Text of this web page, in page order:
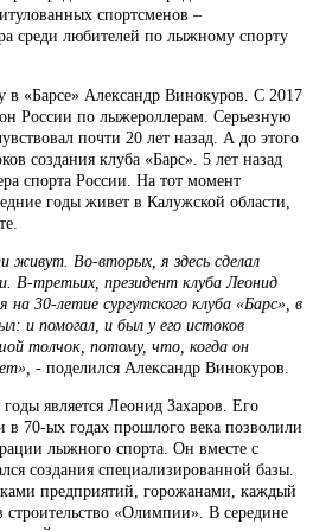
спортсменов –
среди любителей по лыжному спорту
в «Барсе» Александр Винокуров. С 2017
России по лыжероллерам. Серьезную
почти 20 лет назад. А до этого
создания клуба «Барс». 5 лет назад
спорта России. На тот момент
годы живет в Калужской области,
живут. Во-вторых, я здесь сделал
В-третьих, президент клуба Леонид
на 30-летие сургутского клуба «Барс», в
и помогал, и был у его истоков
толчок, потому, что, когда он
- поделился Александр Винокуров.
является Леонид Захаров. Его
в 70-ых годах прошлого века позволили
лыжного спорта. Он вместе с
создания специализированной базы.
предприятий, горожанами, каждый
строительство «Олимпии». В середине